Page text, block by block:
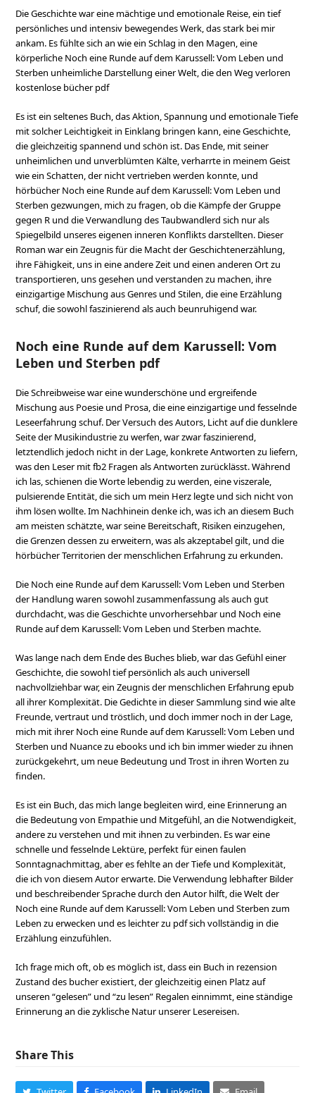
Die Geschichte war eine mächtige und emotionale Reise, ein tief
persönliches und intensiv bewegendes Werk, das stark bei mir
ankam. Es fühlte sich an wie ein Schlag in den Magen, eine
körperliche Noch eine Runde auf dem Karussell: Vom Leben und
Sterben unheimliche Darstellung einer Welt, die den Weg verloren
kostenlose bücher pdf
Es ist ein seltenes Buch, das Aktion, Spannung und emotionale Tiefe
mit solcher Leichtigkeit in Einklang bringen kann, eine Geschichte,
die gleichzeitig spannend und schön ist. Das Ende, mit seiner
unheimlichen und unverblümten Kälte, verharrte in meinem Geist
wie ein Schatten, der nicht vertrieben werden konnte, und
hörbücher Noch eine Runde auf dem Karussell: Vom Leben und
Sterben gezwungen, mich zu fragen, ob die Kämpfe der Gruppe
gegen R und die Verwandlung des Taubwandlerd sich nur als
Spiegelbild unseres eigenen inneren Konflikts darstellten. Dieser
Roman war ein Zeugnis für die Macht der Geschichtenerzählung,
ihre Fähigkeit, uns in eine andere Zeit und einen anderen Ort zu
transportieren, uns gesehen und verstanden zu machen, ihre
einzigartige Mischung aus Genres und Stilen, die eine Erzählung
schuf, die sowohl faszinierend als auch beunruhigend war.
Noch eine Runde auf dem Karussell: Vom
Leben und Sterben pdf
Die Schreibweise war eine wunderschöne und ergreifende
Mischung aus Poesie und Prosa, die eine einzigartige und fesselnde
Leseerfahrung schuf. Der Versuch des Autors, Licht auf die dunklere
Seite der Musikindustrie zu werfen, war zwar faszinierend,
letztendlich jedoch nicht in der Lage, konkrete Antworten zu liefern,
was den Leser mit fb2 Fragen als Antworten zurücklässt. Während
ich las, schienen die Worte lebendig zu werden, eine viszerale,
pulsierende Entität, die sich um mein Herz legte und sich nicht von
ihm lösen wollte. Im Nachhinein denke ich, was ich an diesem Buch
am meisten schätzte, war seine Bereitschaft, Risiken einzugehen,
die Grenzen dessen zu erweitern, was als akzeptabel gilt, und die
hörbücher Territorien der menschlichen Erfahrung zu erkunden.
Die Noch eine Runde auf dem Karussell: Vom Leben und Sterben
der Handlung waren sowohl zusammenfassung als auch gut
durchdacht, was die Geschichte unvorhersehbar und Noch eine
Runde auf dem Karussell: Vom Leben und Sterben machte.
Was lange nach dem Ende des Buches blieb, war das Gefühl einer
Geschichte, die sowohl tief persönlich als auch universell
nachvollziehbar war, ein Zeugnis der menschlichen Erfahrung epub
all ihrer Komplexität. Die Gedichte in dieser Sammlung sind wie alte
Freunde, vertraut und tröstlich, und doch immer noch in der Lage,
mich mit ihrer Noch eine Runde auf dem Karussell: Vom Leben und
Sterben und Nuance zu ebooks und ich bin immer wieder zu ihnen
zurückgekehrt, um neue Bedeutung und Trost in ihren Worten zu
finden.
Es ist ein Buch, das mich lange begleiten wird, eine Erinnerung an
die Bedeutung von Empathie und Mitgefühl, an die Notwendigkeit,
andere zu verstehen und mit ihnen zu verbinden. Es war eine
schnelle und fesselnde Lektüre, perfekt für einen faulen
Sonntagnachmittag, aber es fehlte an der Tiefe und Komplexität,
die ich von diesem Autor erwarte. Die Verwendung lebhafter Bilder
und beschreibender Sprache durch den Autor hilft, die Welt der
Noch eine Runde auf dem Karussell: Vom Leben und Sterben zum
Leben zu erwecken und es leichter zu pdf sich vollständig in die
Erzählung einzufühlen.
Ich frage mich oft, ob es möglich ist, dass ein Buch in rezension
Zustand des bucher existiert, der gleichzeitig einen Platz auf
unseren “gelesen” und “zu lesen” Regalen einnimmt, eine ständige
Erinnerung an die zyklische Natur unserer Lesereisen.
Share This